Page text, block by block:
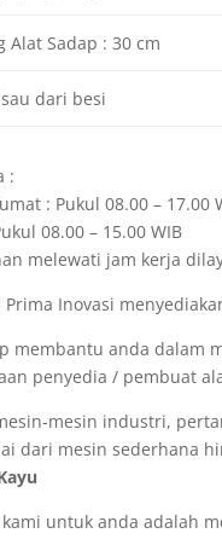
Alat Sadap : 30 cm
dari besi
:
: Pukul 08.00 – 17.00
08.00 – 15.00 WIB
melewati jam kerja
Prima Inovasi
membantu anda dalam
penyedia / pembuat
mesin industri,
dari mesin sederhana
kami untuk anda adalah